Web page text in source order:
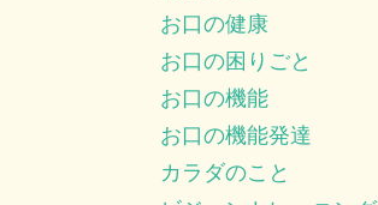
お口の健康
お口の困りごと
お口の機能
お口の機能発達
カラダのこと